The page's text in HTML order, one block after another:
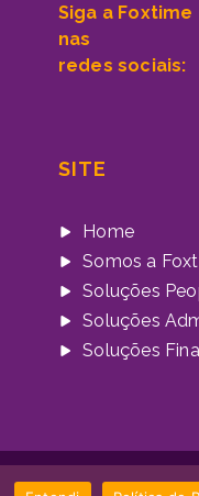
Siga a Foxtime
nas
redes sociais:
SITE
Home
Somos a
Soluções
Soluções
Soluções
Academia da Marca